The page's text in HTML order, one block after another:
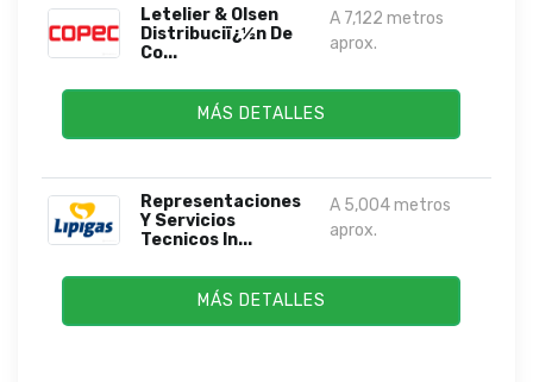
Letelier & Olsen
Distribuciï¿½n De
Co...
A 7,122 metros
aprox.
MÁS DETALLES
Representaciones
Y Servicios
Tecnicos In...
A 5,004 metros
aprox.
MÁS DETALLES